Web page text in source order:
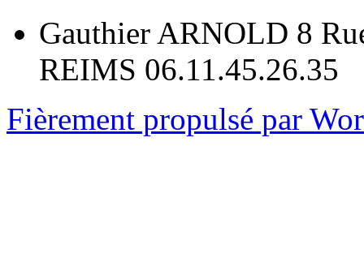
Gauthier ARNOLD 8
REIMS 06.11.45.26.35
Fièrement propulsé par